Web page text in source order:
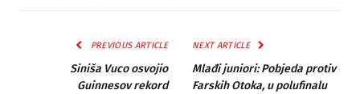
PREVIOUS ARTICLE
Siniša Vuco osvojio
Guinnesov rekord
NEXT ARTICLE
Mlađi juniori: Pobjeda protiv
Farskih Otoka, u polufinalu